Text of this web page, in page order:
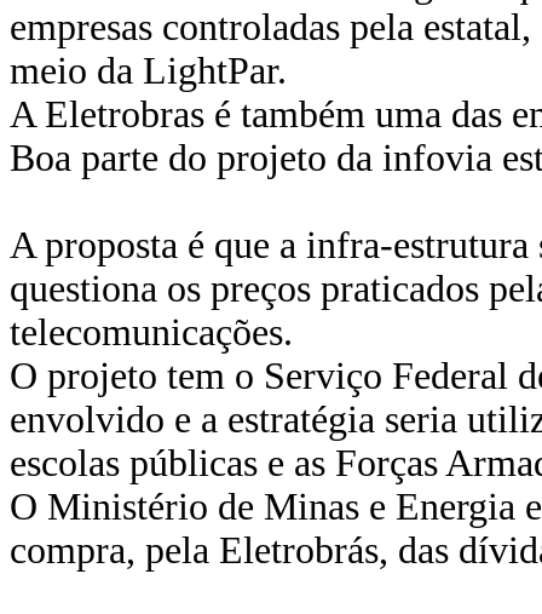
empresas controladas pela
meio da LightPar.
A Eletrobras é também uma das
Boa parte do projeto da infovia
A proposta é que a infra-
questiona os preços praticados
telecomunicações.
O projeto tem o Serviço Federal
envolvido e a estratégia seria
escolas públicas e as Forças
O Ministério de Minas e Energia
compra, pela Eletrobrás, das